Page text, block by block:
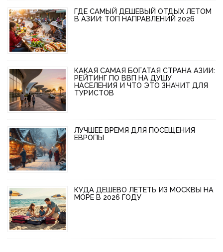
ГДЕ САМЫЙ ДЕШЕВЫЙ ОТДЫХ ЛЕТОМ
В АЗИИ: ТОП НАПРАВЛЕНИЙ 2026
КАКАЯ САМАЯ БОГАТАЯ СТРАНА АЗИИ:
РЕЙТИНГ ПО ВВП НА ДУШУ
НАСЕЛЕНИЯ И ЧТО ЭТО ЗНАЧИТ ДЛЯ
ТУРИСТОВ
ЛУЧШЕЕ ВРЕМЯ ДЛЯ ПОСЕЩЕНИЯ
ЕВРОПЫ
КУДА ДЕШЕВО ЛЕТЕТЬ ИЗ МОСКВЫ НА
МОРЕ В 2026 ГОДУ